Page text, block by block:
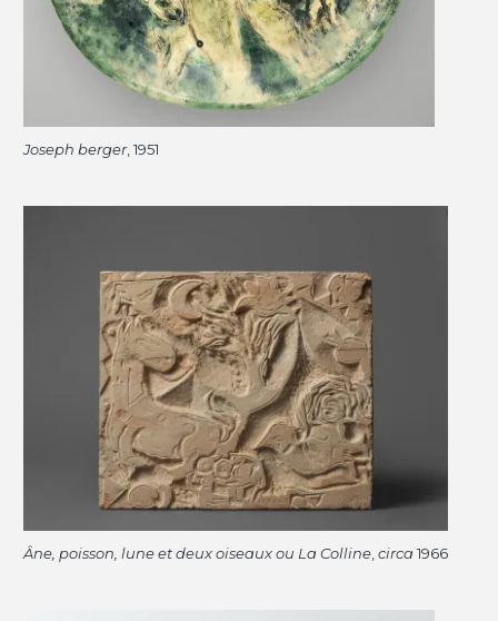
Joseph berger, 1951
Âne, poisson, lune et deux oiseaux ou La Colline circa1966